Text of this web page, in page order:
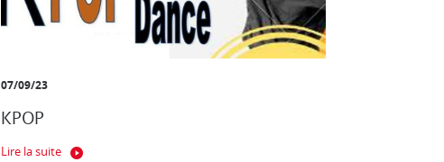
07/09/23
KPOP
Lire la suite